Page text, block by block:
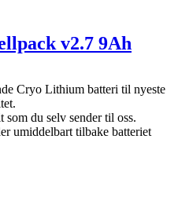
v2.7 9Ah
Cryo Lithium batteri til nyeste
du selv sender til oss.
umiddelbart tilbake batteriet